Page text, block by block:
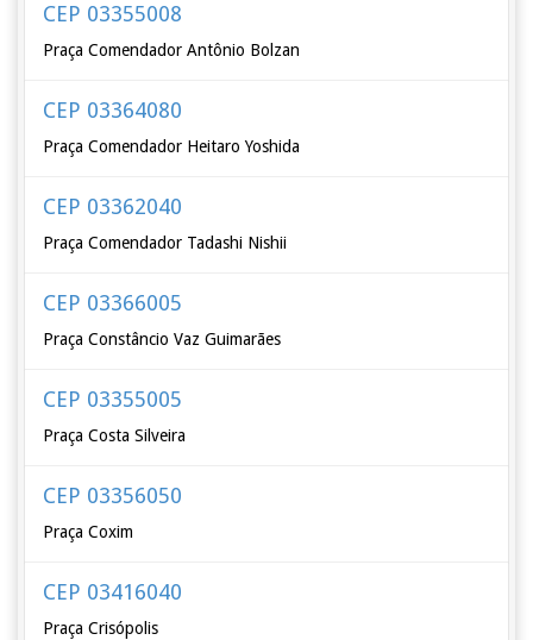
CEP 03355008
Praça Comendador Antônio Bolzan
CEP 03364080
Praça Comendador Heitaro Yoshida
CEP 03362040
Praça Comendador Tadashi Nishii
CEP 03366005
Praça Constâncio Vaz Guimarães
CEP 03355005
Praça Costa Silveira
CEP 03356050
Praça Coxim
CEP 03416040
Praça Crisópolis